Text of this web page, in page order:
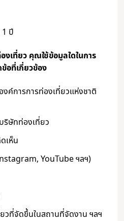
ปี
งเที่ยว คุณใช้ข้อมูลใดในการ
อที่เกี่ยวข้อง
งค์การการท่องเที่ยวแห่งชาติ
ริษัทท่องเที่ยว
เห็น
YouTube ฯลฯ)
วที่จัดขึ้นในสถานที่จัดงาน ฯลฯ